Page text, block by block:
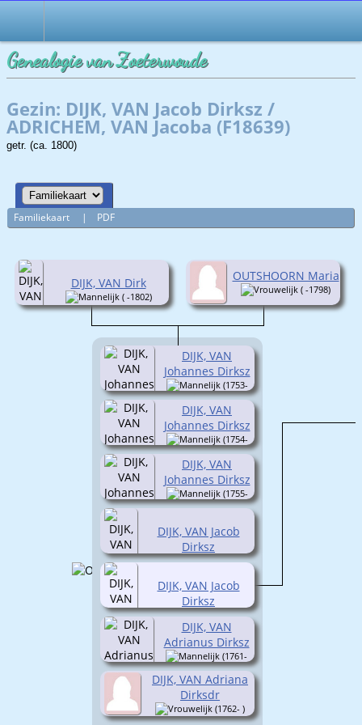
Genealogie van Zoeterwoude
Gezin: DIJK, VAN Jacob Dirksz /
ADRICHEM, VAN Jacoba (F18639)
getr. (ca. 1800)
Familiekaart | PDF
DIJK, VAN Dirk
( -1802)
OUTSHOORN Maria
( -1798)
DIJK, VAN
Johannes Dirksz
(1753-
1753)
DIJK, VAN
Johannes Dirksz
(1754-
1754)
DIJK, VAN
Johannes Dirksz
(1755-
1769)
DIJK, VAN Jacob
Dirksz
(1757-1758)
DIJK, VAN
Adrianus Dirksz
(1761-
1764)
DIJK, VAN Adriana
Dirksdr
(1762- )
DIJK, VAN Jacob
Dirksz
(1759-1828)